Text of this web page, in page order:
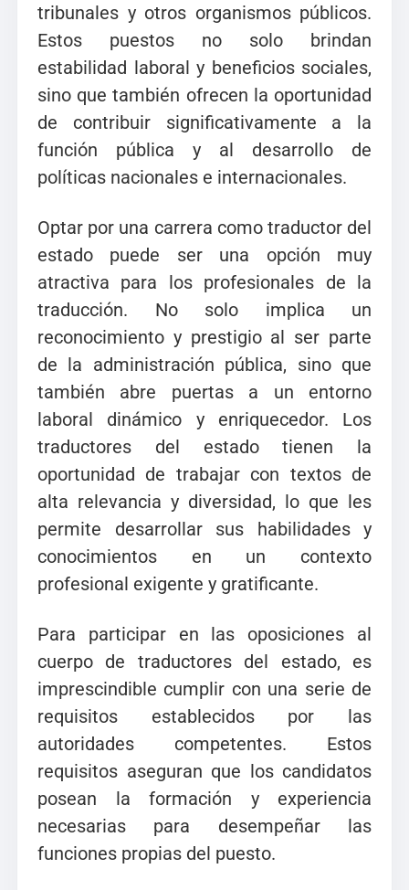
tribunales y otros organismos públicos.
Estos puestos no solo brindan
estabilidad laboral y beneficios sociales,
sino que también ofrecen la oportunidad
de contribuir significativamente a la
función pública y al desarrollo de
políticas nacionales e internacionales.
Optar por una carrera como traductor del
estado puede ser una opción muy
atractiva para los profesionales de la
traducción. No solo implica un
reconocimiento y prestigio al ser parte
de la administración pública, sino que
también abre puertas a un entorno
laboral dinámico y enriquecedor. Los
traductores del estado tienen la
oportunidad de trabajar con textos de
alta relevancia y diversidad, lo que les
permite desarrollar sus habilidades y
conocimientos en un contexto
profesional exigente y gratificante.
Para participar en las oposiciones al
cuerpo de traductores del estado, es
imprescindible cumplir con una serie de
requisitos establecidos por las
autoridades competentes. Estos
requisitos aseguran que los candidatos
posean la formación y experiencia
necesarias para desempeñar las
funciones propias del puesto.